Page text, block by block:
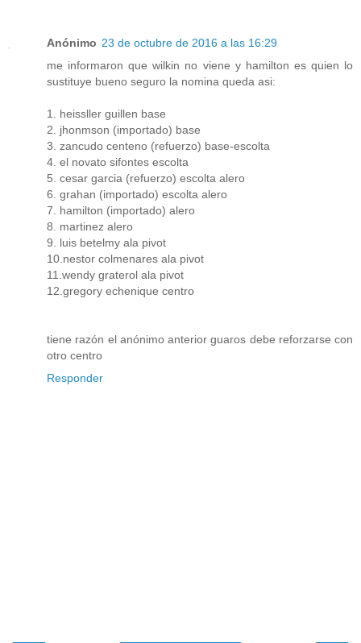
Anónimo 23 de octubre de 2016 a las 16:29
me informaron que wilkin no viene y hamilton es quien lo
sustituye bueno seguro la nomina queda asi:
1. heissller guillen base
2. jhonmson (importado) base
3. zancudo centeno (refuerzo) base-escolta
4. el novato sifontes escolta
5. cesar garcia (refuerzo) escolta alero
6. grahan (importado) escolta alero
7. hamilton (importado) alero
8. martinez alero
9. luis betelmy ala pivot
10.nestor colmenares ala pivot
11.wendy graterol ala pivot
12.gregory echenique centro
tiene razón el anónimo anterior guaros debe reforzarse con
otro centro
Responder